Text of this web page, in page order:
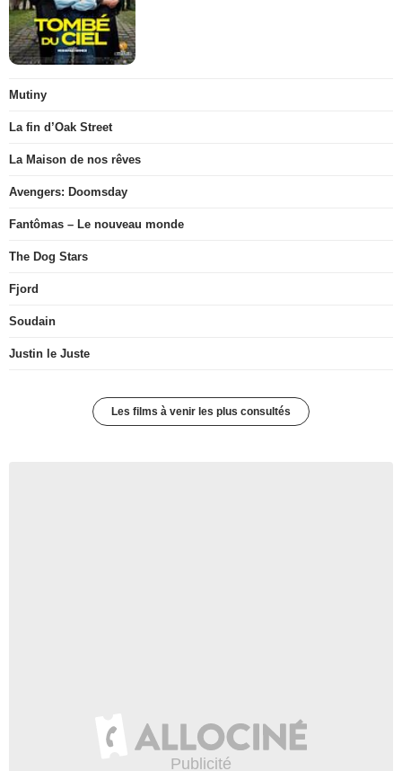
Mutiny
La fin d’Oak Street
La Maison de nos rêves
Avengers: Doomsday
Fantômas – Le nouveau monde
The Dog Stars
Fjord
Soudain
Justin le Juste
Les films à venir les plus consultés